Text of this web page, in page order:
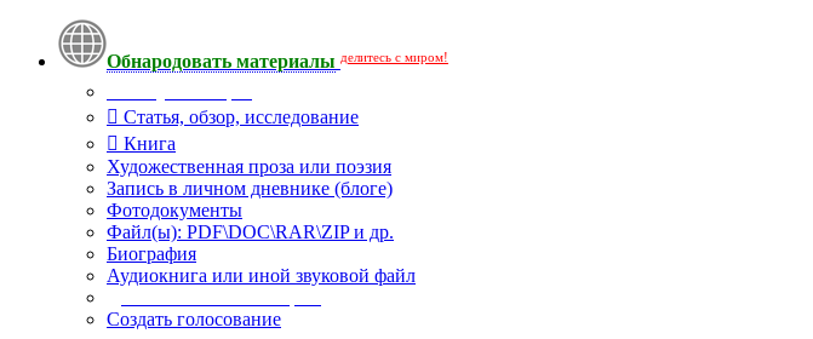
Обнародовать материалы делитесь с миром!
Статья, обзор, исследование
Книга
Художественная проза или поэзия
Запись в личном дневнике (блоге)
Фотодокументы
Файл(ы): PDF\DOC\RAR\ZIP и др.
Биография
Аудиокнига или иной звуковой файл
Создать голосование